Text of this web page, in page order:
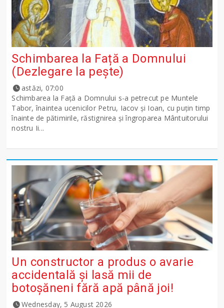
Schimbarea la Față a Domnului
(Dezlegare la peşte)
astăzi, 07:00
Schimbarea la Față a Domnului s-a petrecut pe Muntele
Tabor, înaintea ucenicilor Petru, Iacov și Ioan, cu puțin timp
înainte de pătimirile, răstignirea și îngroparea Mântuitorului
nostru Ii...
Un constructor a produs o avarie
accidentală și lasă mii de
botoșăneni fără apă până joi!
Wednesday, 5 August 2026